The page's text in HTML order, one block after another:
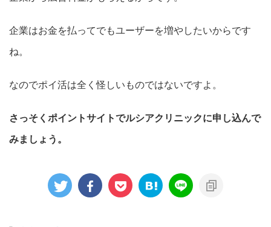
企業はお金を払ってでもユーザーを増やしたいからです
ね。
なのでポイ活は全く怪しいものではないですよ。
さっそくポイントサイトでルシアクリニックに申し込んで
みましょう。